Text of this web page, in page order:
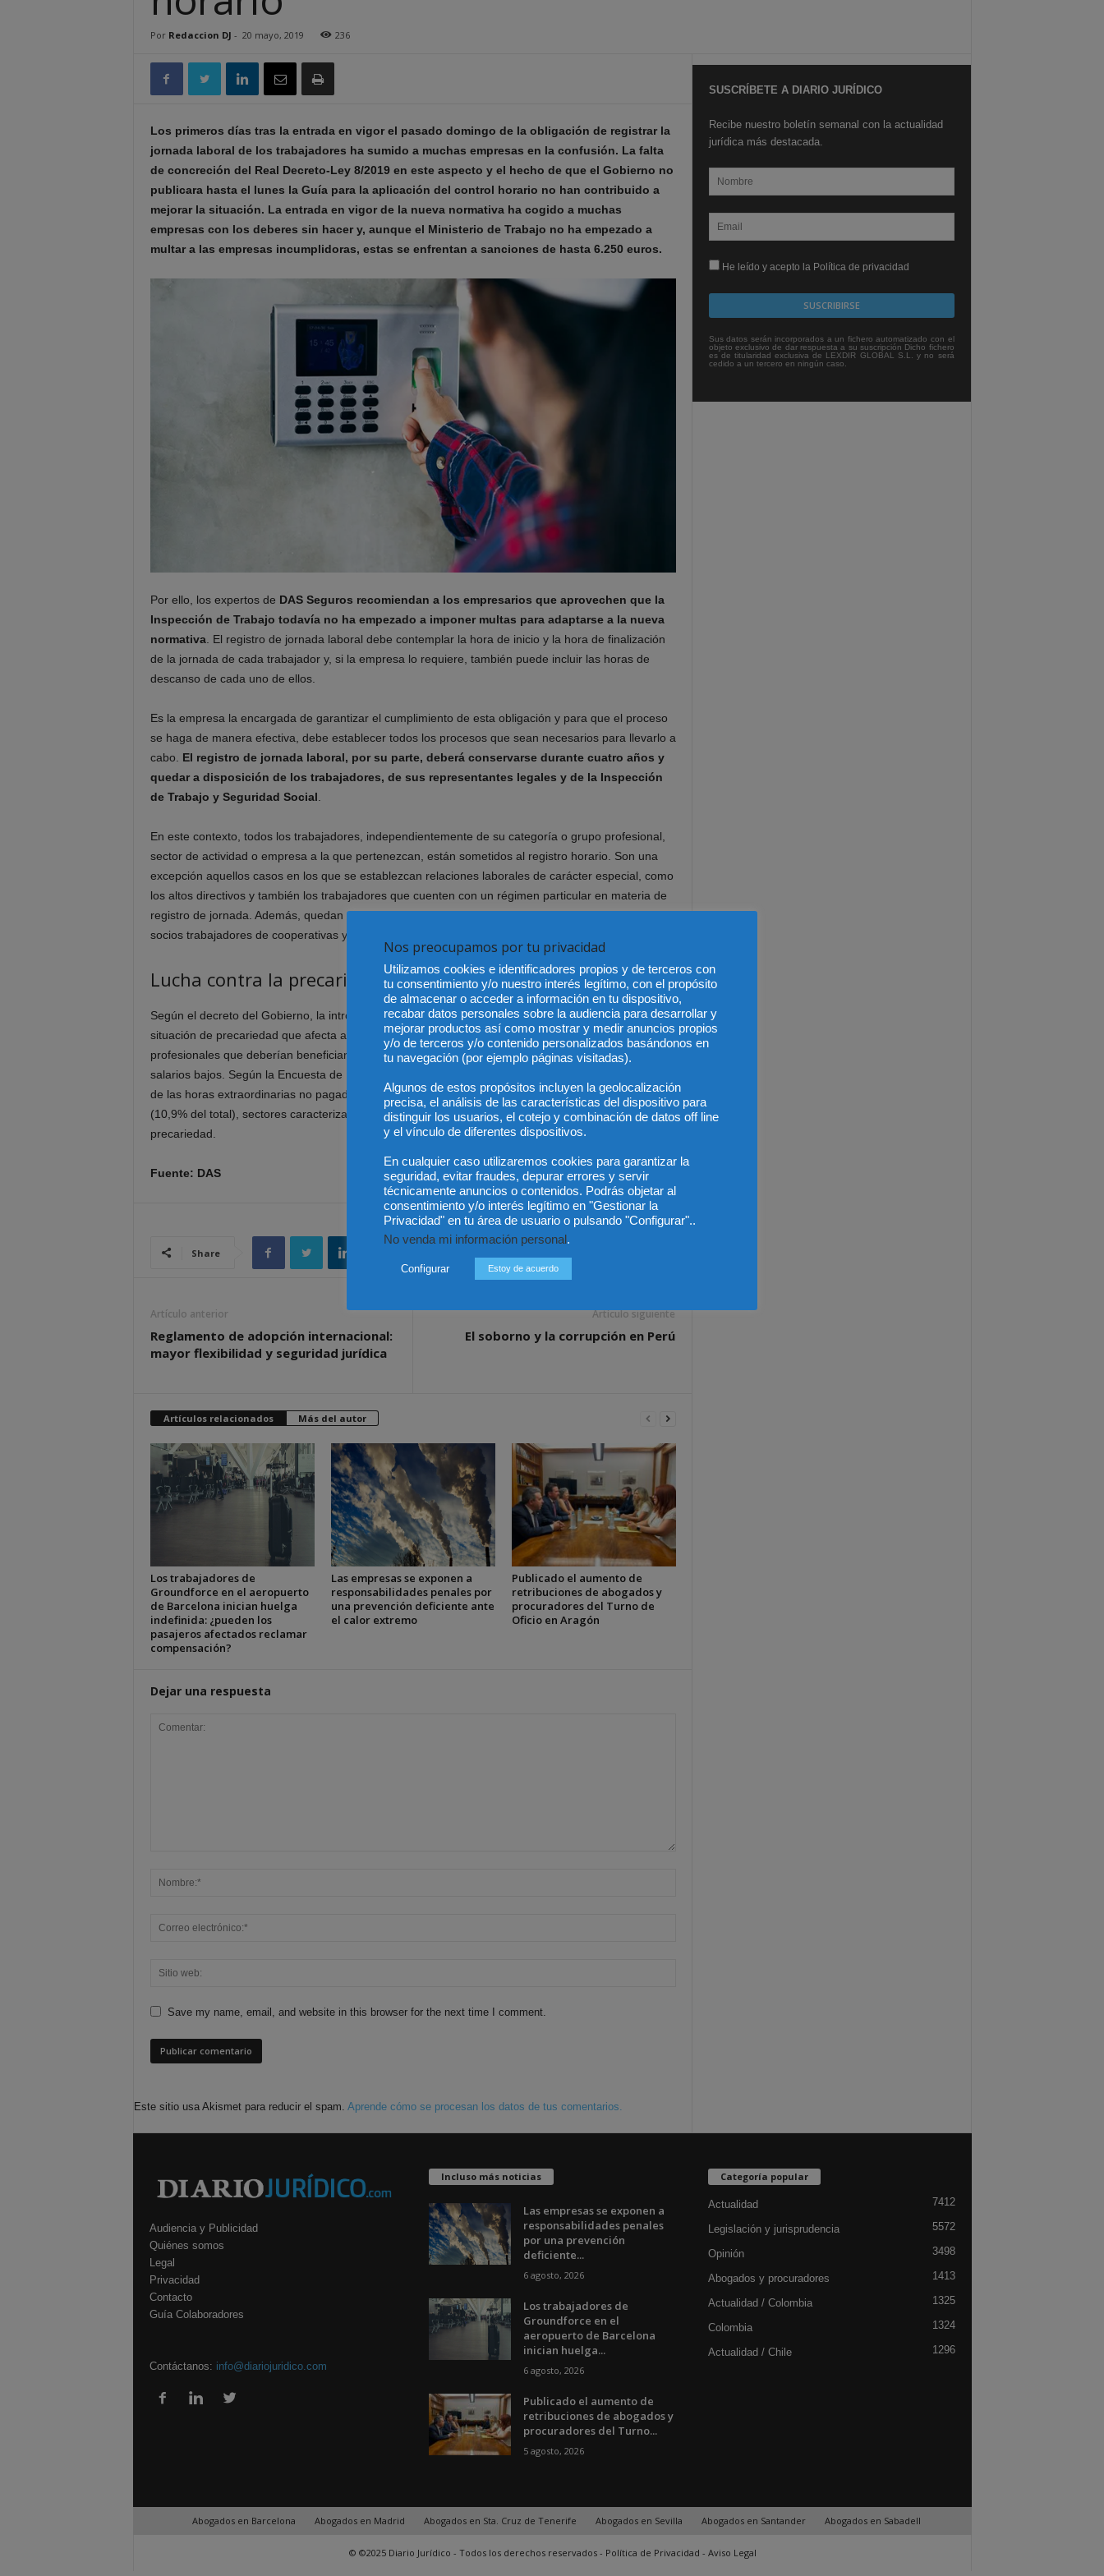
Por Redaccion DJ - 20 mayo, 2019 236
Los primeros días tras la entrada en vigor el pasado domingo de la obligación de registrar la
jornada laboral de los trabajadores ha sumido a muchas empresas en la confusión. La falta
de concreción del Real Decreto-Ley 8/2019 en este aspecto y el hecho de que el Gobierno no
publicara hasta el lunes la Guía para la aplicación del control horario no han contribuido a
mejorar la situación. La entrada en vigor de la nueva normativa ha cogido a muchas
empresas con los deberes sin hacer y, aunque el Ministerio de Trabajo no ha empezado a
multar a las empresas incumplidoras, estas se enfrentan a sanciones de hasta 6.250 euros.
Por ello, los expertos de DAS Seguros recomiendan a los empresarios que aprovechen que la
Inspección de Trabajo todavía no ha empezado a imponer multas para adaptarse a la nueva
normativa. El registro de jornada laboral debe contemplar la hora de inicio y la hora de finalización
de la jornada de cada trabajador y, si la empresa lo requiere, también puede incluir las horas de
descanso de cada uno de ellos.
Es la empresa la encargada de garantizar el cumplimiento de esta obligación y para que el proceso
se haga de manera efectiva, debe establecer todos los procesos que sean necesarios para llevarlo a
cabo. El registro de jornada laboral, por su parte, deberá conservarse durante cuatro años y
quedar a disposición de los trabajadores, de sus representantes legales y de la Inspección
de Trabajo y Seguridad Social.
En este contexto, todos los trabajadores, independientemente de su categoría o grupo profesional,
sector de actividad o empresa a la que pertenezcan, están sometidos al registro horario. Son una
excepción aquellos casos en los que se establezcan relaciones laborales de carácter especial, como
los altos directivos y también los trabajadores que cuenten con un régimen particular en materia de
registro de jornada. Además, quedan exentos de la obligación de fichar profesionales como los
socios trabajadores de cooperativas y los autónomos.
Lucha contra la precariedad
Según el decreto del Gobierno, la introducción del registro de jornada debe contribuir a corregir la
situación de precariedad que afecta a muchos trabajadores. Una parte importante de los
profesionales que deberían beneficiarse de dicho registro son trabajadores poco cualificados con
salarios bajos. Según la Encuesta de Población Activa del cuarto trimestre de 2018, más de un 26%
de las horas extraordinarias no pagadas se realizaron en comercio (15,2% del total) y hostelería
(10,9% del total), sectores caracterizados sueldos comparativamente más bajos y una mayor
precariedad.
Fuente: DAS
Share
Artículo anterior
Reglamento de adopción internacional:
mayor flexibilidad y seguridad jurídica
Artículo siguiente
El soborno y la corrupción en Perú
Artículos relacionados Más del autor
Los trabajadores de
Groundforce en el aeropuerto
de Barcelona inician huelga
indefinida: ¿pueden los
pasajeros afectados reclamar
compensación?
Las empresas se exponen a
responsabilidades penales por
una prevención deficiente ante
el calor extremo
Publicado el aumento de
retribuciones de abogados y
procuradores del Turno de
Oficio en Aragón
Dejar una respuesta
Save my name, email, and website in this browser for the next time I comment.
Este sitio usa Akismet para reducir el spam. Aprende cómo se procesan los datos de tus comentarios.
SUSCRÍBETE A DIARIO JURÍDICO
Recibe nuestro boletín semanal con la actualidad
jurídica más destacada.
He leído y acepto la Política de privacidad
Sus datos serán incorporados a un fichero automatizado con el
objeto exclusivo de dar respuesta a su suscripción Dicho fichero
es de titularidad exclusiva de LEXDIR GLOBAL S.L. y no será
cedido a un tercero en ningún caso.
Audiencia y Publicidad
Quiénes somos
Legal
Privacidad
Contacto
Guía Colaboradores
Contáctanos: info@diariojuridico.com
Incluso más noticias
Las empresas se exponen a
responsabilidades penales
por una prevención
deficiente...
6 agosto, 2026
Los trabajadores de
Groundforce en el
aeropuerto de Barcelona
inician huelga...
6 agosto, 2026
Publicado el aumento de
retribuciones de abogados y
procuradores del Turno...
5 agosto, 2026
Categoría popular
Actualidad 7412
Legislación y jurisprudencia 5572
Opinión 3498
Abogados y procuradores 1413
Actualidad / Colombia 1325
Colombia 1324
Actualidad / Chile 1296
Abogados en Barcelona Abogados en Madrid Abogados en Sta. Cruz de Tenerife Abogados en Sevilla Abogados en Santander Abogados en Sabadell
© ©2025 Diario Jurídico - Todos los derechos reservados - Política de Privacidad - Aviso Legal
Nos preocupamos por tu privacidad
Utilizamos cookies e identificadores propios y de terceros con
tu consentimiento y/o nuestro interés legítimo, con el propósito
de almacenar o acceder a información en tu dispositivo,
recabar datos personales sobre la audiencia para desarrollar y
mejorar productos así como mostrar y medir anuncios propios
y/o de terceros y/o contenido personalizados basándonos en
tu navegación (por ejemplo páginas visitadas).
Algunos de estos propósitos incluyen la geolocalización
precisa, el análisis de las características del dispositivo para
distinguir los usuarios, el cotejo y combinación de datos off line
y el vínculo de diferentes dispositivos.
En cualquier caso utilizaremos cookies para garantizar la
seguridad, evitar fraudes, depurar errores y servir
técnicamente anuncios o contenidos. Podrás objetar al
consentimiento y/o interés legítimo en "Gestionar la
Privacidad" en tu área de usuario o pulsando "Configurar"..
No venda mi información personal.
Configurar Estoy de acuerdo